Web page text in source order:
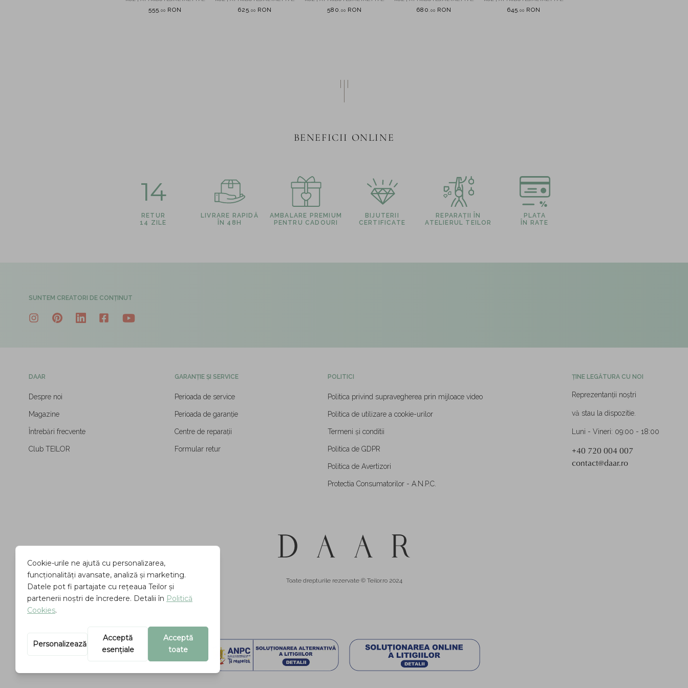
555,00 RON 625,00 RON 580 , 00 RON 680,00 RON 645, 00 RON
BENEFICII ONLINE
14
RETUR
14 ZILE
LIVRARE RAPIDĂ
ÎN 48H
AMBALARE PREMIUM
PENTRU CADOURI
BIJUTERII
CERTIFICATE
REPARAȚII ÎN
ATELIERUL TEILOR
PLATA
ÎN RATE
SUNTEM CREATORI DE CONȚINUT
DAAR
Despre noi
Magazine
Întrebări frecvente
Club TEILOR
GARANȚIE ȘI SERVICE
Perioada de service
Perioada de garanție
Centre de reparații
Formular retur
POLITICI
Politica privind supravegherea prin mijloace video
Politica de utilizare a cookie-urilor
Termeni și conditii
Politica de GDPR
Politica de Avertizori
Protectia Consumatorilor - A.N.P.C.
ȚINE LEGĂTURA CU NOI
Reprezentanții noștri
vă stau la dispozitie.
Luni - Vineri: 09:00 - 18:00
+40 720 004 007
contact@daar.ro
Toate drepturile rezervate © Teilor.ro 2024